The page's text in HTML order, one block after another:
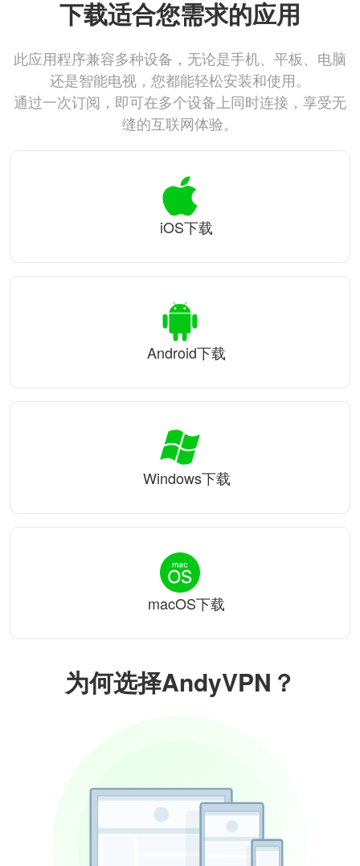
为何选择AndyVPN？
下载适合您需求的应用
此应用程序兼容多种设备，无论是手机、平板、电脑
还是智能电视，您都能轻松安装和使用。
通过一次订阅，即可在多个设备上同时连接，享受无
缝的互联网体验。
iOS下载
Android下载
Windows下载
macOS下载